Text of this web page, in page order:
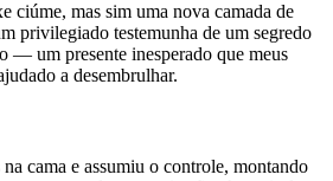
ciúme, mas sim uma nova camada de
privilegiado testemunha de um segredo
— um presente inesperado que meus
a desembrulhar.
cama e assumiu o controle, montando